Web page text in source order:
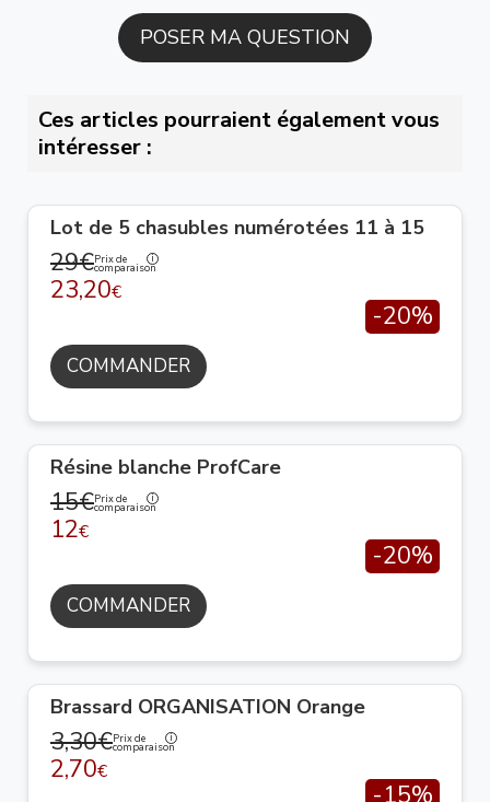
Ces articles pourraient également vous
intéresser :
Lot de 5 chasubles numérotées 11 à 15
29€Prix de
comparaison
23,20€
-20%
COMMANDER
Résine blanche ProfCare
15€Prix de
comparaison
12€
-20%
COMMANDER
Brassard ORGANISATION Orange
3,30€Prix de
comparaison
2,70€
-15%